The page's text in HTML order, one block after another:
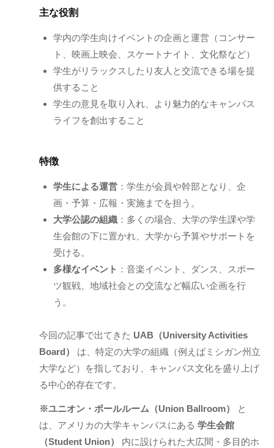
主な役割
学内の学生向けイベントの企画と運営（コンサー
ト、映画上映会、スケートナイト、文化祭など）
学生がリラックスしたり友人と交流できる場を提
供すること
学生の意見を取り入れ、より魅力的なキャンパス
ライフを創出すること
特徴
学生による運営：学生が会員や幹部となり、企
画・予算・広報・実施までを担う。
大学公認の組織：多くの場合、大学の学生課や学
生会館の下に置かれ、大学から予算やサポートを
受ける。
多様なイベント ：音楽イベント、ダンス、スポー
ツ観戦、地域社会との交流など幅広い企画を行
う。
今回の記事で出てきた UAB（University Activities
Board）
は、特定の大学の組織（例えばミシガン州立
大学など）を指しており、キャンパス文化を盛り上げ
る中心的存在です。
※ユニオン・ボールルーム（Union Ballroom）
と
は、アメリカの大学キャンパスにある 学生会館
（Student Union）
内に設けられた大広間・多目的ホ